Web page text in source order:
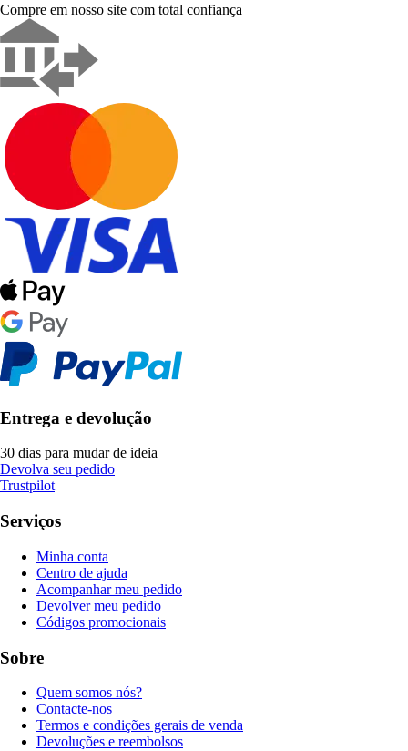
Compre em nosso site com total confiança
Entrega e devolução
30 dias para mudar de ideia
Devolva seu pedido
Trustpilot
Serviços
Minha conta
Centro de ajuda
Acompanhar meu pedido
Devolver meu pedido
Códigos promocionais
Sobre
Quem somos nós?
Contacte-nos
Termos e condições gerais de venda
Devoluções e reembolsos